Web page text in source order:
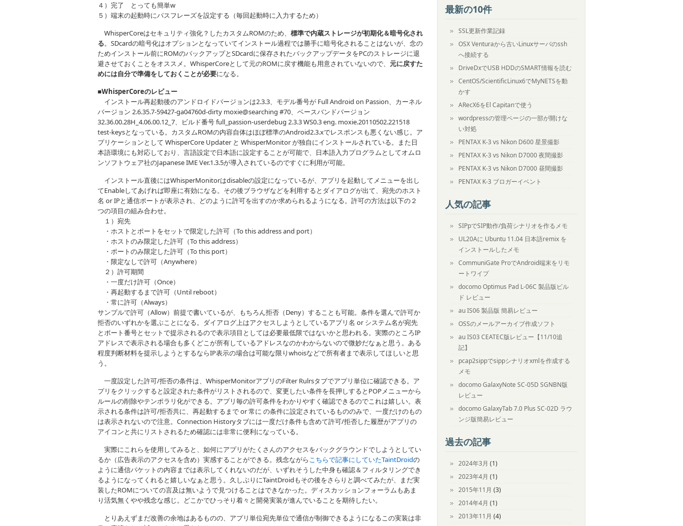
４）完了 とっても簡単w
５）端末の起動時にパスフレーズを設定する（毎回起動時に入力するため）
WhisperCoreはセキュリティ強化？したカスタムROMのため、 標準で内蔵ストレージが初期化＆暗号化され
る。SDcardの暗号化はオプションとなっていてインストール過程では勝手に暗号化されることはないが、念の
ためインストール前にROMのバックアップとSDcardに保存されたバックアップデータをPCのストレージに退
避させておくことをオススメ。WhisperCoreとして元のROMに戻す機能も用意されていないので、 元に戻すた
めには自分で準備をしておくことが必要になる。
■WhisperCoreのレビュー
インストール再起動後のアンドロイドバージョンは2.3.3、モデル番号が Full Android on Passion、カーネル
バージョン 2.6.35.7-59427-ga04760d-dirty moxie@searching #70、ベースバンドバージョン
32.36.00.28H_4.06.00.12_7、ビルド番号 full_passion-userdebug 2.3.3 WS0.3 eng. moxie.20110502.221518
test-keysとなっている。カスタムROMの内容自体はほぼ標準のAndroid2.3.xでレスポンスも悪くない感じ。ア
プリケーションとして WhisperCore Updater と WhisperMonitor が独自にインストールされている。また日
本語環境にも対応しており、言語設定で日本語に設定することが可能で、日本語入力プログラムとしてオムロ
ンソフトウェア社のJapanese IME Ver.1.3.5が導入されているのですぐに利用が可能。
インストール直後にはWhisperMonitorはdisableの設定になっているが、アプリを起動してメニューを出し
てEnableしてあげれば即座に有効になる。その後ブラウザなどを利用するとダイアログが出て、宛先のホスト
名 or IPと通信ポートが表示され、どのように許可を出すのか求められるようになる。許可の方法は以下の２
つの項目の組み合わせ。
１）宛先
・ホストとポートをセットで限定した許可（To this address and port）
・ホストのみ限定した許可（To this address）
・ポートのみ限定した許可（To this port）
・限定なしで許可（Anywhere）
２）許可期間
・一度だけ許可（Once）
・再起動するまで許可（Until reboot）
・常に許可（Always）
サンプルで許可（Allow）前提で書いているが、もちろん拒否（Deny）することも可能。条件を選んで許可か
拒否のいずれかを選ぶことになる。ダイアログ上はアクセスしようとしているアプリ名 or システム名が宛先
とポート番号とセットで提示されるので表示項目としては必要最低限ではないかと思われる。実際のところIP
アドレスで表示される場合も多くどこが所有しているアドレスなのかわからないので微妙だなぁと思う。ある
程度判断材料を提示しようとするならIP表示の場合は可能な限りwhoisなどで所有者まで表示してほしいと思
う。
一度設定した許可/拒否の条件は、WhisperMonitorアプリのFilter Rulrsタブでアプリ単位に確認できる。ア
プリをクリックすると設定された条件がリストされるので、変更したい条件を長押しするとPOPメニューから
ルールの削除やテンポラリ化ができる。アプリ毎の許可条件をわかりやすく確認できるのでこれは嬉しい。表
示される条件は許可/拒否共に、再起動するまで or 常に の条件に設定されているもののみで、一度だけのもの
は表示されないので注意。Connection Historyタブには一度だけ条件も含めて許可/拒否した履歴がアプリの
アイコンと共にリストされるため確認には非常に便利になっている。
実際にこれらを使用してみると、如何にアプリがたくさんのアクセスをバックグラウンドでしようとしてい
るか（広告表示のアクセスを含め）実感することができる。残念ながらこちらで記事にしていたTaintDroidの
ように通信パケットの内容までは表示してくれないのだが、いずれそうした中身も確認＆フィルタリングでき
るようになってくれると嬉しいなぁと思う。久しぶりにTaintDroidもその後をさらりと調べてみたが、まだ実
装したROMについての言及は無いようで見つけることはできなかった。ディスカッションフォーラムもあま
り活気無くやや残念な感じ。どこかでひっそり着々と開発実装が進んでいることを期待したい。
とりあえずまだ改善の余地はあるものの、アプリ単位宛先単位で通信が制御できるようになるこの実装は非
最新の10件
SSL更新作業記録
OSX Venturaから古いLinuxサーバのssh
へ接続する
DriveDxでUSB HDDのSMART情報を読む
CentOS/ScientificLinux6でMyNETSを動
かす
ARecX6をEl Capitanで使う
wordpressの管理ページの一部が開けな
い対処
PENTAX K-3 vs Nikon D600 星景撮影
PENTAX K-3 vs Nikon D7000 夜間撮影
PENTAX K-3 vs Nikon D7000 昼間撮影
PENTAX K-3 ブロガーイベント
人気の記事
SIPpでSIP動作/負荷シナリオを作るメモ
UL20Aに Ubuntu 11.04 日本語remix を
インストールしたメモ
CommuniGate ProでAndroid端末をリモ
ートワイプ
docomo Optimus Pad L-06C 製品版ビル
ド レビュー
au IS06 製品版 簡易レビュー
OSSのメールアーカイブ作成ソフト
au IS03 CEATEC版レビュー【11/10追
記】
pcap2sippでsippシナリオxmlを作成する
メモ
docomo GalaxyNote SC-05D SGNBN版
レビュー
docomo GalaxyTab 7.0 Plus SC-02D ラウ
ンジ版簡易レビュー
過去の記事
2024年3月 (1)
2023年4月 (1)
2015年11月 (3)
2014年4月 (1)
2013年11月 (4)